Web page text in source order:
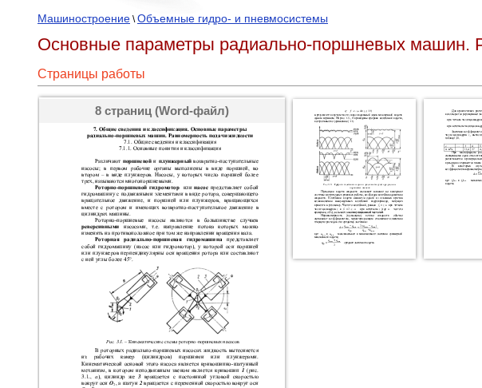
Машиностроение \Объемные гидро- и пневмосистемы
Основные параметры радиально-поршневых машин.
Страницы работы
8 страниц (Word-файл)